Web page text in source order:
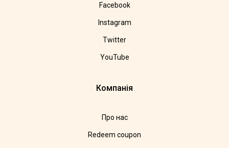
Facebook
Instagram
Twitter
YouTube
Компанія
Про нас
Redeem coupon